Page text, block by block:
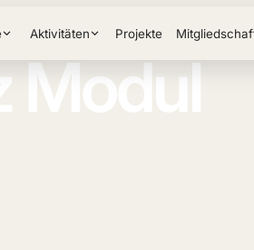
Aktivitäten Projekte
Modul